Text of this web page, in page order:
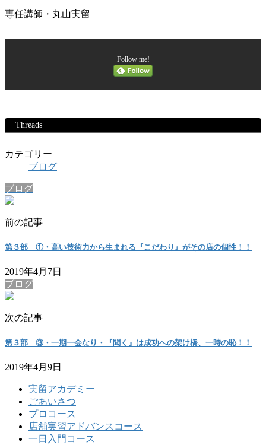
専任講師・丸山実留
Follow me!
Threads
カテゴリー
ブログ
ブログ
前の記事
第３部 ①・高い技術力から生まれる『こだわり』がその店の個性！！
2019年4月7日
ブログ
次の記事
第３部 ③・一期一会なり・『聞く』は成功への架け橋、一時の恥！！
2019年4月9日
実留アカデミー
ごあいさつ
プロコース
店舗実習アドバンスコース
一日入門コース